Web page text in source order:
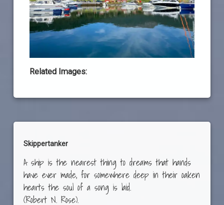
Related Images:
Skippertanker
A ship is the nearest thing to dreams that hands
have ever made, for somewhere deep in their oaken
hearts the soul of a song is laid.
(Robert N. Rose).